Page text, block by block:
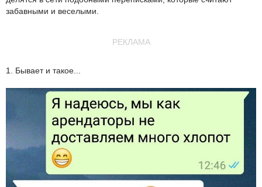
забавными и веселыми.
РЕКЛАМА
1. Бывает и такое...